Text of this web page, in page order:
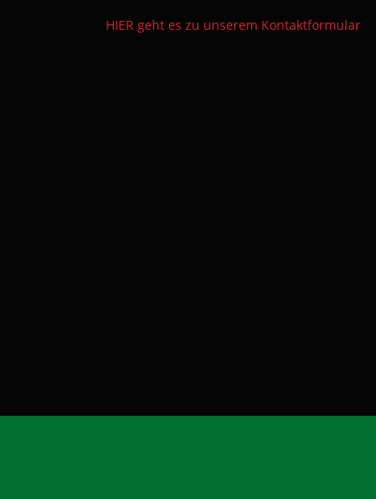
HIER geht es zu unserem Kontaktformular